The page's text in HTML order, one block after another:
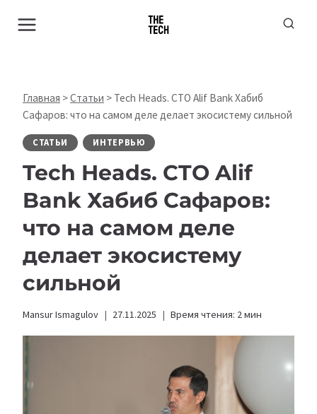
Главная >Статьи > Tech Heads. CTO Alif Bank Хабиб
Сафаров: что на самом деле делает экосистему сильной
СТАТЬИ ИНТЕРВЬЮ
Tech Heads. CTO Alif
Bank Хабиб Сафаров:
что на самом деле
делает экосистему
сильной
Mansur Ismagulov 27.11.2025 Время чтения: 2мин